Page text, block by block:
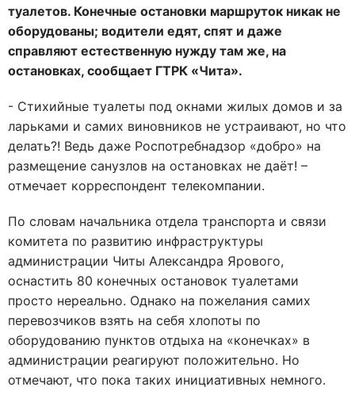
туалетов. Конечные остановки маршруток никак не
оборудованы; водители едят, спят и даже
справляют естественную нужду там же, на
остановках, сообщает ГТРК «Чита».
- Стихийные туалеты под окнами жилых домов и за
ларьками и самих виновников не устраивают, но что
делать?! Ведь даже Роспотребнадзор «добро» на
размещение санузлов на остановках не даёт! –
отмечает корреспондент телекомпании.
По словам начальника отдела транспорта и связи
комитета по развитию инфраструктуры
администрации Читы Александра Ярового,
оснастить 80 конечных остановок туалетами
просто нереально. Однако на пожелания самих
перевозчиков взять на себя хлопоты по
оборудованию пунктов отдыха на «конечках» в
администрации реагируют положительно. Но
отмечают, что пока таких инициативных немного.